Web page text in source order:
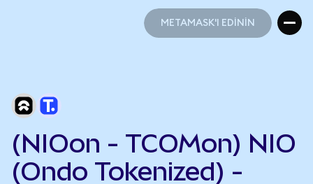
METAMASK'I EDİNİN
(NIOon - TCOMon) NIO
(Ondo Tokenized) -